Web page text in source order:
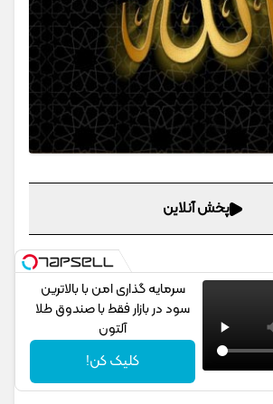
پخش آنلاین
سرمایه گذاری امن با بالاترین
سود در بازار فقط با صندوق طلا
آلتون
کلیک کن!